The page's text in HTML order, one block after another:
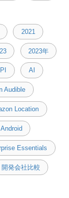
2021
2023年
AI
Audible
Location
Android
Essentials
開発会社比較